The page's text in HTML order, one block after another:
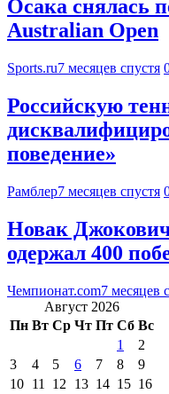
Осака снялась
Australian Open
Sports.ru7 месяцев спустя
Российскую
поведение»
Рамблер7 месяцев спустя
Новак
одержал 400
Чемпионат.com7 месяцев
Август 2026
Пн Вт Ср Чт Пт Сб Вс
1
2
3
4 5 6 7 8
9
10 11 12 13 14 15 16